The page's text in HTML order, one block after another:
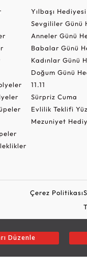
Düzenle
Yılbaşı Hediyesi
Sevgililer Günü
Anneler Günü
Babalar Günü
Kadınlar Günü
Doğum Günü
11.11
Sürpriz Cuma
Evlilik Teklifi
Mezuniyet
Çerez Politikası
hakları saklıdır.